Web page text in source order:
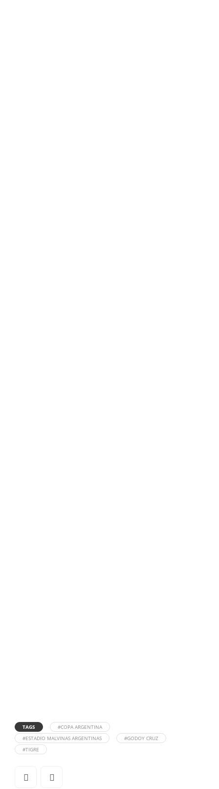
TAGS
#COPA ARGENTINA
#ESTADIO MALVINAS ARGENTINAS
#GODOY CRUZ
#TIGRE